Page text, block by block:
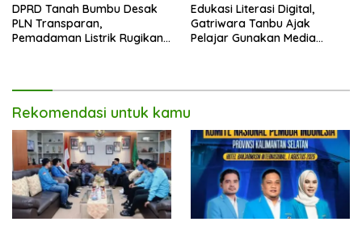
DPRD Tanah Bumbu Desak
PLN Transparan,
Pemadaman Listrik Rugikan
Edukasi Literasi Digital,
Gatriwara Tanbu Ajak
Pelajar Gunakan Media
Rekomendasi untuk kamu